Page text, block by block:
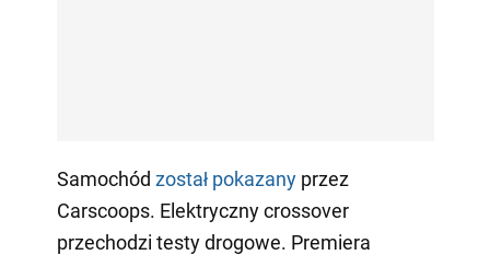
Samochód został pokazanyprzez
Carscoops. Elektryczny crossover
przechodzi testy drogowe. Premiera